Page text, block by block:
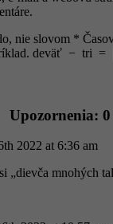
nie slovom *
deväť − tri =
0
2022 at 6:36 am
„dievča mnohých